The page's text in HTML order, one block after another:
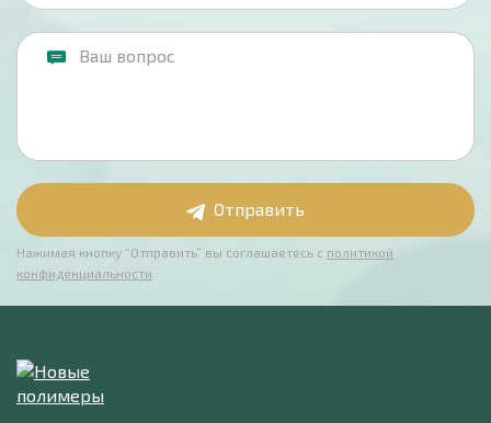
Отправить
Нажимая кнопку “Отправить” вы соглашаетесь с политикой
конфиденциальности